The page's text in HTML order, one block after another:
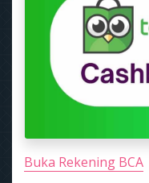
Buka Rekening BCA